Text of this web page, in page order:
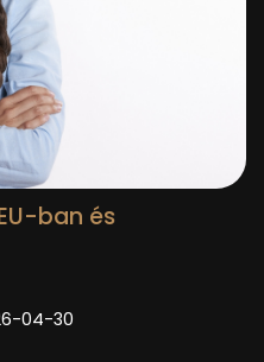
ban és
04-30